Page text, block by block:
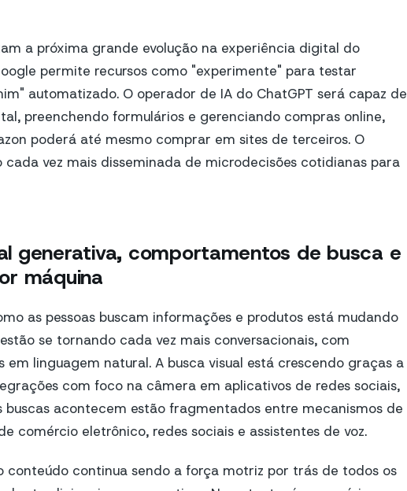
a próxima grande evolução na experiência digital do
permite recursos como "experimente" para testar
automatizado. O operador de IA do ChatGPT será capaz de
preenchendo formulários e gerenciando compras online,
poderá até mesmo comprar em sites de terceiros. O
vez mais disseminada de microdecisões cotidianas para
generativa, comportamentos de busca e
máquina
as pessoas buscam informações e produtos está mudando
se tornando cada vez mais conversacionais, com
em linguagem natural. A busca visual está crescendo graças a
com foco na câmera em aplicativos de redes sociais,
buscas acontecem estão fragmentados entre mecanismos de
comércio eletrônico, redes sociais e assistentes de voz.
conteúdo continua sendo a força motriz por trás de todos os